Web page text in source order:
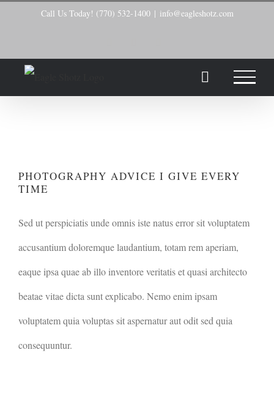
content
Call Us Today! (770) 532-1400 | info@eagleshotz.com
PHOTOGRAPHY ADVICE I GIVE EVERY
TIME
Sed ut perspiciatis unde omnis iste natus error sit voluptatem
accusantium doloremque laudantium, totam rem aperiam,
eaque ipsa quae ab illo inventore veritatis et quasi architecto
beatae vitae dicta sunt explicabo. Nemo enim ipsam
voluptatem quia voluptas sit aspernatur aut odit sed quia
consequuntur.